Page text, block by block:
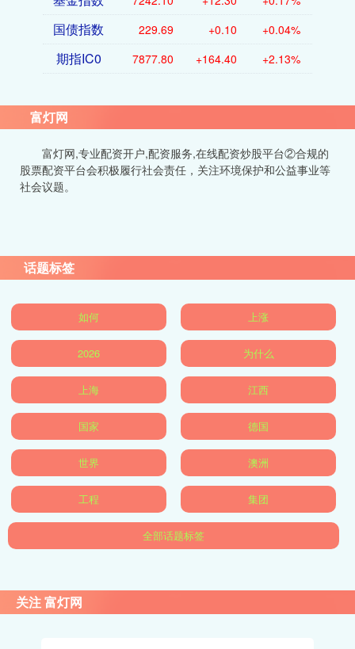
国债指数 229.69 +0.10 +0.04%
期指IC0 7877.80 +164.40 +2.13%
富灯网
富灯网,专业配资开户,配资服务,在线配资炒股平台②合规的
股票配资平台会积极履行社会责任，关注环境保护和公益事业等
社会议题。
话题标签
如何 上涨
2026 为什么
上海 江西
国家 德国
世界 澳洲
工程 集团
全部话题标签
关注 富灯网